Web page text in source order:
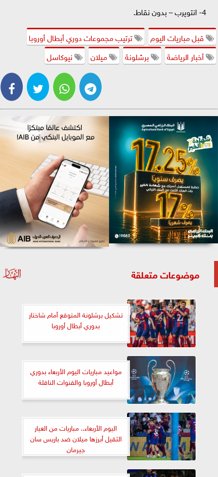
4- انتويرب – بدون نقاط.
قبل مباريات اليوم
ترتيب مجموعات دوري أبطال أوروبا
أخبار الرياضة
برشلونة ميلان نيوكاسل
موضوعات متعلقة
تشكيل برشلونة المتوقع أمام شاختار
بدوري أبطال أوروبا
مواعيد مباريات اليوم الأربعاء بدوري
أبطال أوروبا والقنوات الناقلة
اليوم الأربعاء.. مباريات من العيار
الثقيل أبرزها ميلان ضد باريس سان
جيرمان